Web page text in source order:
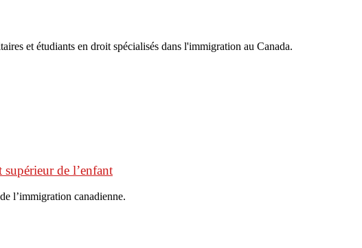
et étudiants en droit spécialisés dans l'immigration au Canada.
supérieur de l’enfant
l’immigration canadienne.